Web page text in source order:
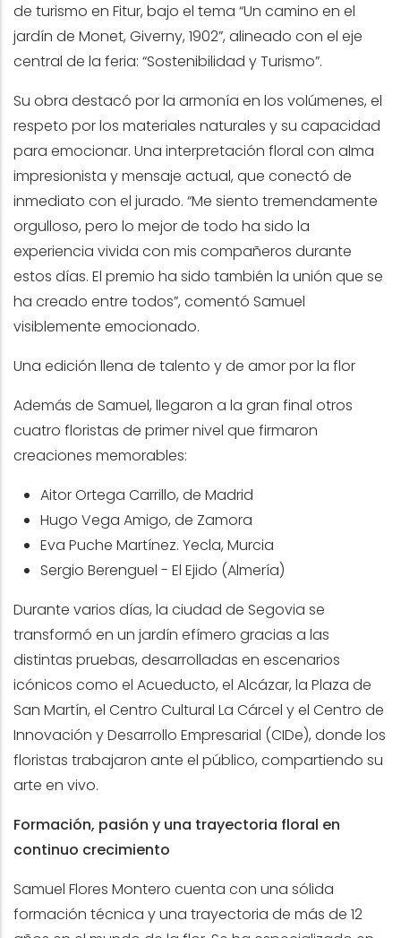
de turismo en Fitur, bajo el tema “Un camino en el
jardín de Monet, Giverny, 1902”, alineado con el eje
central de la feria: “Sostenibilidad y Turismo”.
Su obra destacó por la armonía en los volúmenes, el
respeto por los materiales naturales y su capacidad
para emocionar. Una interpretación floral con alma
impresionista y mensaje actual, que conectó de
inmediato con el jurado. “Me siento tremendamente
orgulloso, pero lo mejor de todo ha sido la
experiencia vivida con mis compañeros durante
estos días. El premio ha sido también la unión que se
ha creado entre todos”, comentó Samuel
visiblemente emocionado.
Una edición llena de talento y de amor por la flor
Además de Samuel, llegaron a la gran final otros
cuatro floristas de primer nivel que firmaron
creaciones memorables:
Aitor Ortega Carrillo, de Madrid
Hugo Vega Amigo, de Zamora
Eva Puche Martínez. Yecla, Murcia
Sergio Berenguel - El Ejido (Almería)
Durante varios días, la ciudad de Segovia se
transformó en un jardín efímero gracias a las
distintas pruebas, desarrolladas en escenarios
icónicos como el Acueducto, el Alcázar, la Plaza de
San Martín, el Centro Cultural La Cárcel y el Centro de
Innovación y Desarrollo Empresarial (CIDe), donde los
floristas trabajaron ante el público, compartiendo su
arte en vivo.
Formación, pasión y una trayectoria floral en
continuo crecimiento
Samuel Flores Montero cuenta con una sólida
formación técnica y una trayectoria de más de 12